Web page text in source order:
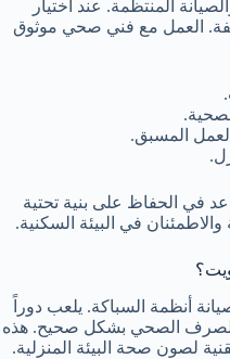
المنتظمة. عند اختيار
العمل مع فني صحي موثوق
المسبق.
في الحفاظ على بنية تحتية
في البيئة السكنية.
أنظمة السباكة. يلعب دوراً
الصحي بشكل صحيح. هذه
لصون صحة البيئة المنزلية.